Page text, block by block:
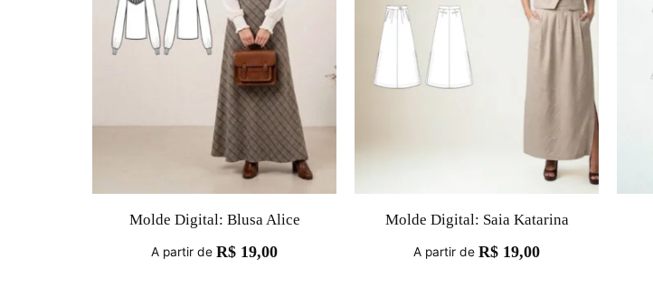
Molde Digital: Blusa Alice
A partir de R$ 19,00
Molde Digital: Saia Katarina
A partir de R$ 19,00